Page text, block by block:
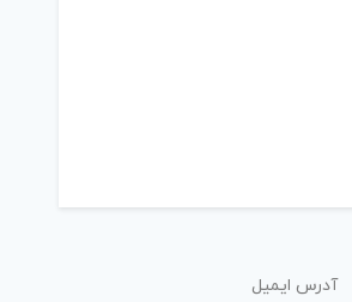
آدرس ایمیل